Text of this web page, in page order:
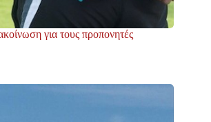
για τους προπονητές